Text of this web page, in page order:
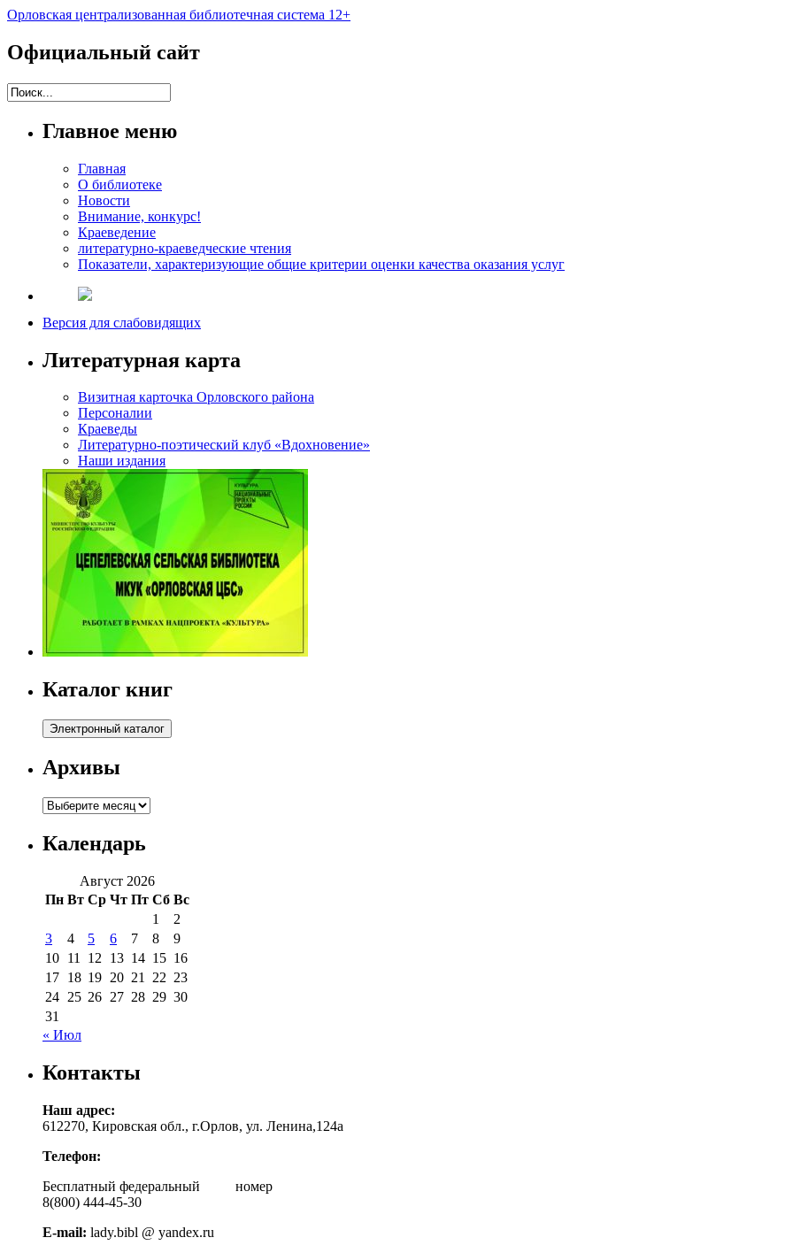
Орловская централизованная библиотечная система 12+
Официальный сайт
Главное меню
Главная
О библиотеке
Новости
Внимание, конкурс!
Краеведение
литературно-краеведческие чтения
Показатели, характеризующие общие критерии оценки качества оказания услуг
Версия для слабовидящих
Литературная карта
Визитная карточка Орловского района
Персоналии
Краеведы
Литературно-поэтический клуб «Вдохновение»
Наши издания
Каталог книг
Архивы
Архивы
Календарь
Август 2026
Пн Вт Ср Чт Пт Сб Вс
1
2
3
4 5 6 7 8
9
10 11 12 13 14 15 16
17 18 19 20 21 22 23
24 25 26 27 28 29 30
31
« Июл
Контакты
Наш адрес:
612270, Кировская обл., г.Орлов, ул. Ленина,124а
Телефон:
Бесплатный федеральный номер
8(800) 444-45-30
E-mail: lady.bibl @ yandex.ru